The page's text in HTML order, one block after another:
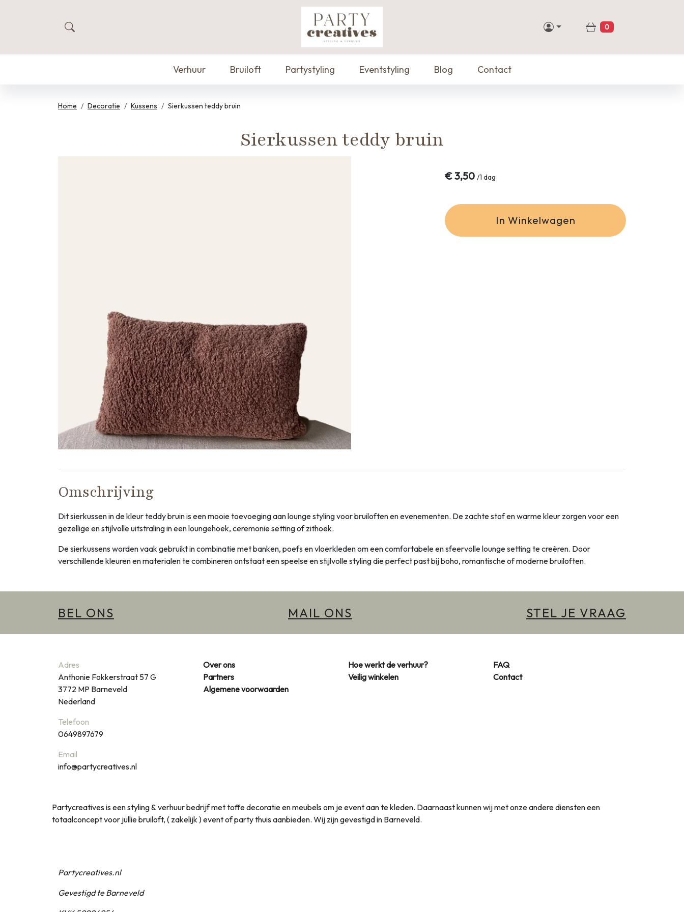
zoeken Winkelwagen
0
Verhuur Bruiloft Partystyling Eventstyling Blog Contact
Home Decoratie Kussens Sierkussen teddy bruin
Sierkussen teddy bruin
€3,50 /1 dag
In Winkelwagen
Omschrijving
Dit sierkussen in de kleur teddy bruin is een mooie toevoeging aan lounge styling voor bruiloften en evenementen. De zachte stof en warme kleur zorgen voor een
gezellige en stijlvolle uitstraling in een loungehoek, ceremonie setting of zithoek.
De sierkussens worden vaak gebruikt in combinatie met banken, poefs en vloerkleden om een comfortabele en sfeervolle lounge setting te creëren. Door
verschillende kleuren en materialen te combineren ontstaat een speelse en stijlvolle styling die perfect past bij boho, romantische of moderne bruiloften.
BEL ONS MAIL ONS STEL JE VRAAG
Adres
Anthonie Fokkerstraat 57 G
3772 MP Barneveld
Nederland
Telefoon
0649897679
Email
info@partycreatives.nl
Over ons
Partners
Algemene voorwaarden
Hoe werkt de verhuur?
Veilig winkelen
FAQ
Contact
Partycreatives is een styling & verhuur bedrijf met toffe decoratie en meubels om je event aan te kleden. Daarnaast kunnen wij met onze andere diensten een
totaalconcept voor jullie bruiloft, ( zakelijk ) event of party thuis aanbieden. Wij zijn gevestigd in Barneveld.
Partycreatives.nl
Gevestigd te Barneveld